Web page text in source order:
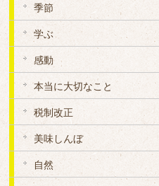
季節
学ぶ
感動
本当に大切なこと
税制改正
美味しんぼ
自然